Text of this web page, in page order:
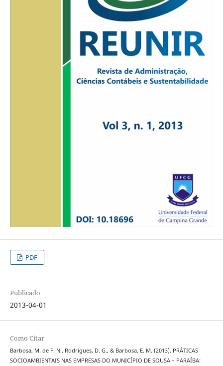
PDF
Publicado
2013-04-01
Como Citar
Barbosa, M. de F. N., Rodrigues, D. G., & Barbosa, E. M. (2013). PRÁTICAS
SOCIOAMBIENTAIS NAS EMPRESAS DO MUNICÍPIO DE SOUSA – PARAÍBA: